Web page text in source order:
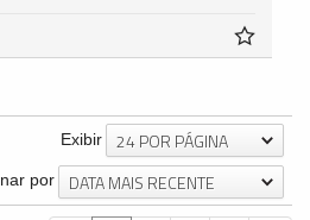
Exibir 24 POR PÁGINA
por DATA MAIS RECENTE